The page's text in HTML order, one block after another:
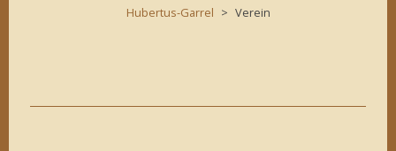
Hubertus-Garrel Verein